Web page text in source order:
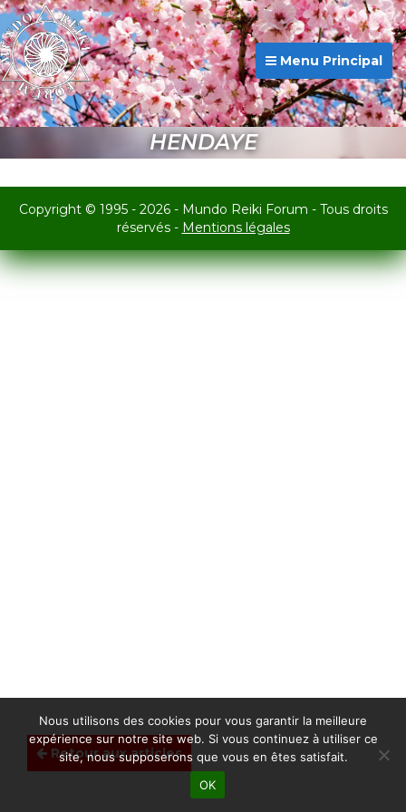
Menu Principal
HENDAYE
Retour aux articles
Copyright © 1995 - 2026 - Mundo Reiki Forum - Tous droits
réservés - Mentions légales
Nous utilisons des cookies pour vous garantir la meilleure
expérience sur notre site web. Si vous continuez à utiliser ce
site, nous supposerons que vous en êtes satisfait.
OK